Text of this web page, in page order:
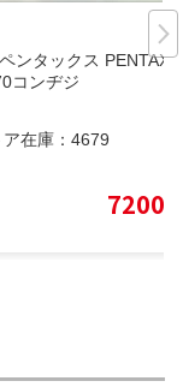
ンタックス PENTAX
コンヂジ
在庫： 4679
7200